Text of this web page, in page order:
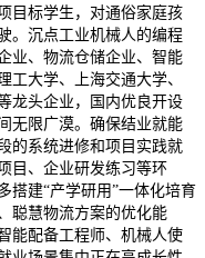
目标学生，对通俗家庭孩
。沉点工业机械人的编程
业、物流仓储企业、智能
大学、上海交通大学、
龙头企业，国内优良开设
无限广漠。确保结业就能
的系统进修和项目实践就
目、企业研发练习等环
搭建“产学研用”一体化培育
聪慧物流方案的优化能
能配备工程师、机械人使